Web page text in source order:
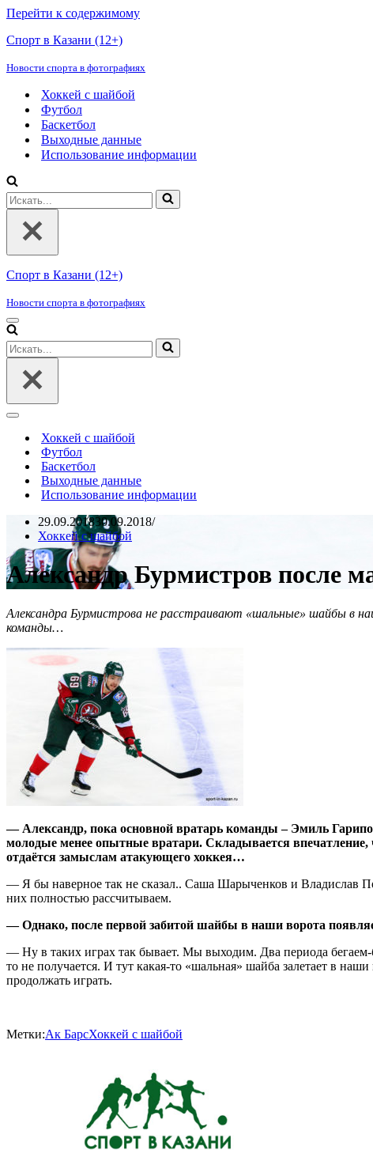
Перейти к содержимому
Спорт в Казани (12+)
Новости спорта в фотографиях
Хоккей с шайбой
Футбол
Баскетбол
Выходные данные
Использование информации
Искать...
Спорт в Казани (12+)
Новости спорта в фотографиях
Меню
навигации
Искать...
Меню
навигацииХоккей с шайбой
Футбол
Баскетбол
Выходные данные
Использование информации
29.09.201830.09.2018
Хоккей с шайбой
Александр Бурмистров после
Александра Бурмистрова не расстраивают «шальные» шайбы в
команды…
— Александр, пока основной вратарь команды – Эмиль
молодые менее опытные вратари. Складывается впечатление,
отдаётся замыслам атакующего хоккея…
— Я бы наверное так не сказал.. Саша Шарыченков и Владислав
них полностью рассчитываем.
— Однако, после первой забитой шайбы в наши ворота
— Ну в таких играх так бывает. Мы выходим. Два периода
то не получается. И тут какая-то «шальная» шайба залетает в
продолжать играть.
Метки:Ак БарсХоккей с шайбой